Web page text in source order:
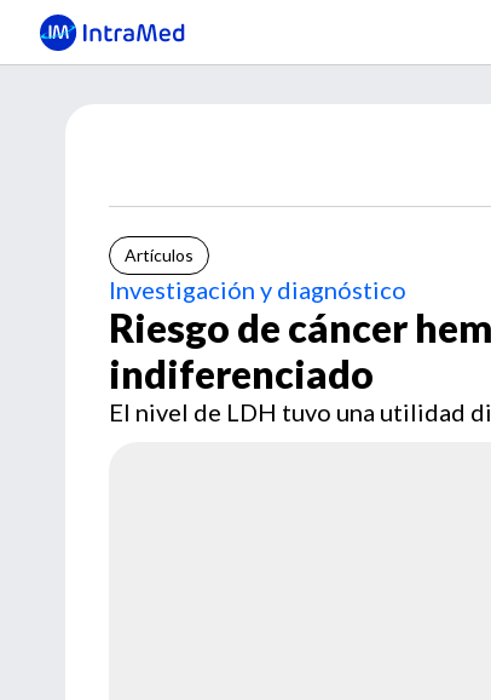
Artículos
Investigación y diagnóstico
Riesgo de cáncer
indiferenciado
El nivel de LDH tuvo una utilidad